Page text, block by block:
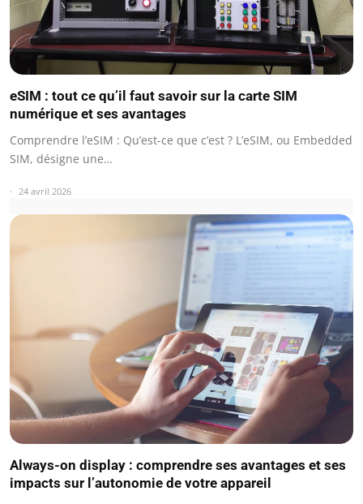
eSIM : tout ce qu’il faut savoir sur la carte SIM
numérique et ses avantages
Comprendre l’eSIM : Qu’est-ce que c’est ? L’eSIM, ou Embedded
SIM, désigne une…
24 avril 2026
Always-on display : comprendre ses avantages et ses
impacts sur l’autonomie de votre appareil